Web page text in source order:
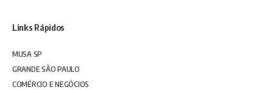
Links Rápidos
MUSA SP
GRANDE SÃO PAULO
COMÉRCIO E NEGÓCIOS